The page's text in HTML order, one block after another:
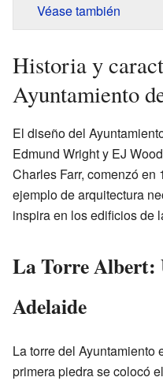
Véase también
Historia y
Ayuntamiento
El diseño del
Edmund Wright y EJ
Charles Farr, comenzó en
ejemplo de arquitectura
inspira en los edificios de
La Torre Albert:
Adelaide
La torre del Ayuntamiento
primera piedra se colocó